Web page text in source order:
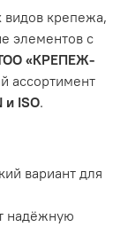
крепежа,
элементов с
«КРЕПЕЖ-
ассортимент
и ISO.
вариант для
надёжную